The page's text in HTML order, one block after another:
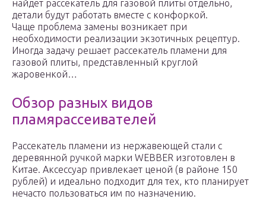
найдет рассекатель для газовой плиты отдельно,
детали будут работать вместе с конфоркой.
Чаще проблема замены возникает при
необходимости реализации экзотичных рецептур.
Иногда задачу решает рассекатель пламени для
газовой плиты, представленный круглой
жаровенкой…
Обзор разных видов
пламярассеивателей
Рассекатель пламени из нержавеющей стали с
деревянной ручкой марки WEBBER изготовлен в
Китае. Аксессуар привлекает ценой (в районе 150
рублей) и идеально подходит для тех, кто планирует
нечасто пользоваться им по назначению.